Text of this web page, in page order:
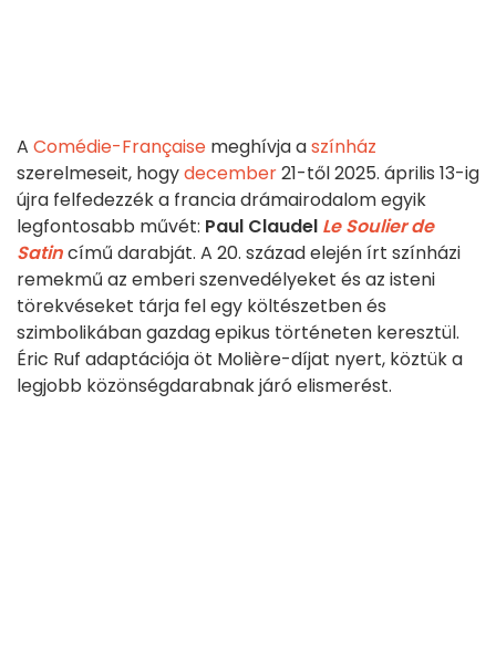
A Comédie-Française meghívja aszínház
szerelmeseit, hogydecember21-től 2025. április 13-ig
újra felfedezzék a francia drámairodalom egyik
legfontosabb művét: Paul Claudel Le Soulier de
Satincímű darabját. A 20. század elején írt színházi
remekmű az emberi szenvedélyeket és az isteni
törekvéseket tárja fel egy költészetben és
szimbolikában gazdag epikus történeten keresztül.
Éric Ruf adaptációja öt Molière-díjat nyert, köztük a
legjobb közönségdarabnak járó elismerést.